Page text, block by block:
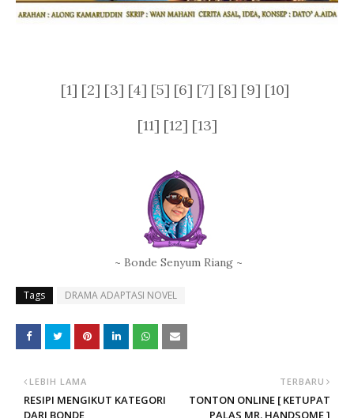
[1] [2] [3] [4] [5] [6] [7] [8] [9] [10]
[11] [12] [13]
~ Bonde Senyum Riang ~
Tags DRAMA ADAPTASI NOVEL
TERBARU
TONTON ONLINE [ KETUPAT
LEBIH LAMA
RESIPI MENGIKUT KATEGORI